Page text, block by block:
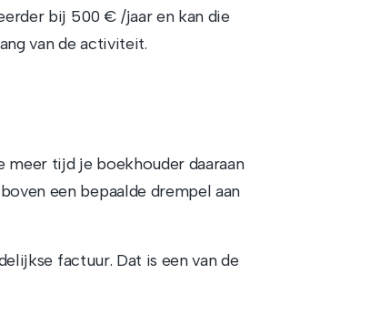
bij 500 € /jaar en kan die
van de activiteit.
meer tijd je boekhouder daaraan
een bepaalde drempel aan
factuur. Dat is een van de